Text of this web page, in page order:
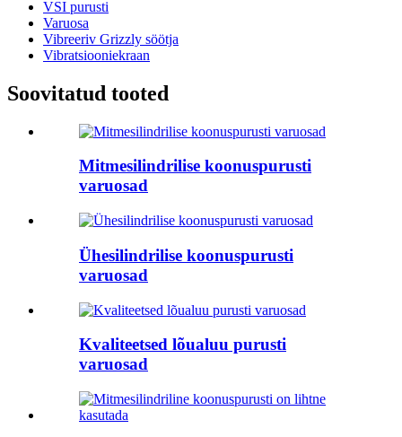
VSI purusti
Varuosa
Vibreeriv Grizzly söötja
Vibratsiooniekraan
Soovitatud tooted
Mitmesilindrilise koonuspurusti
varuosad
Ühesilindrilise koonuspurusti
varuosad
Kvaliteetsed lõualuu purusti
varuosad